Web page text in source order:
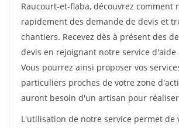
Raucourt-et-flaba, découvrez comment
rapidement des demande de devis et
chantiers. Recevez dès à présent des
devis en rejoignant notre service d'aide
Vous pourrez ainsi proposer vos
particuliers proches de votre zone
auront besoin d'un artisan pour
L'utilisation de notre service permet de